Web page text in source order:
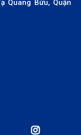
Quang Bửu, Quận